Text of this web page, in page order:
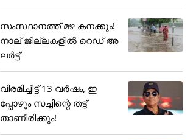
സംസ്ഥാനത്ത് മഴ കനക്കും!
നാല് ജില്ലകളിൽ റെഡ് അ
ലർട്ട്
വിരമിച്ചിട്ട് 13 വര്‍ഷം, ഇ
പ്പോഴും സച്ചിന്റെ തട്ട്
താണിരിക്കും!